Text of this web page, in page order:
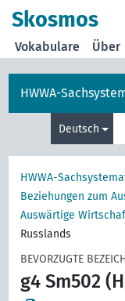
Skosmos
Vokabulare Über
HWWA-
Deutsch
HWWA-
Beziehungen zum
Auswärtige
Russlands
BEVORZUGTE
g4 Sm502